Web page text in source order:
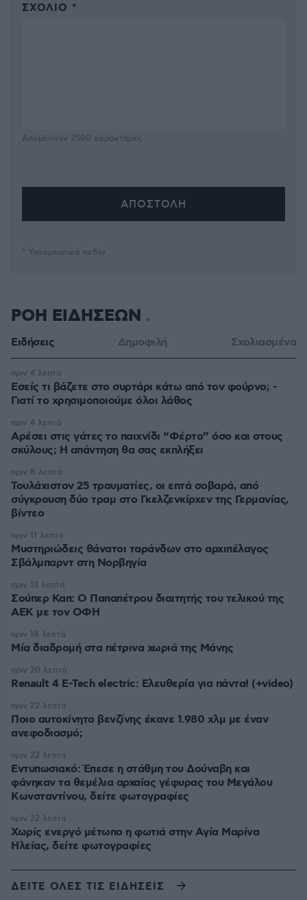
ΣΧΌΛΙΟ *
Απομένουν 2500 χαρακτήρες
* Υποχρεωτικά πεδία
ΡΟΗ ΕΙΔΗΣΕΩΝ
Ειδήσεις Δημοφιλή Σχολιασμένα
Εσείς τι βάζετε στο συρτάρι κάτω από τον φούρνο; -
Γιατί το χρησιμοποιούμε όλοι λάθος
πριν 4 λεπτά
Αρέσει στις γάτες το παιχνίδι “Φέρτο” όσο και στους
σκύλους; Η απάντηση θα σας εκπλήξει
πριν 4 λεπτά
Τουλάχιστον 25 τραυματίες, οι επτά σοβαρά, από
σύγκρουση δύο τραμ στο Γκελζενκίρχεν της Γερμανίας,
βίντεο
πριν 8 λεπτά
Μυστηριώδεις θάνατοι ταράνδων στο αρχιπέλαγος
Σβάλμπαρντ στη Νορβηγία
πριν 11 λεπτά
Σούπερ Καπ: Ο Παπαπέτρου διαιτητής του τελικού της
ΑΕΚ με τον ΟΦΗ
πριν 13 λεπτά
Μία διαδρομή στα πέτρινα χωριά της Μάνης
πριν 18 λεπτά
Renault 4 E-Tech electric: Ελευθερία για πάντα! (+video)
πριν 20 λεπτά
Ποιο αυτοκίνητο βενζίνης έκανε 1.980 χλμ με έναν
ανεφοδιασμό;
πριν 22 λεπτά
Εντυπωσιακό: Έπεσε η στάθμη του Δούναβη και
φάνηκαν τα θεμέλια αρχαίας γέφυρας του Μεγάλου
Κωνσταντίνου, δείτε φωτογραφίες
πριν 22 λεπτά
Χωρίς ενεργό μέτωπο η φωτιά στην Aγία Μαρίνα
Ηλείας, δείτε φωτογραφίες
πριν 22 λεπτά
ΔΕΙΤΕ ΟΛΕΣ ΤΙΣ ΕΙΔΗΣΕΙΣ